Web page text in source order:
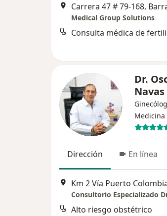
Carrera 47 # 79-168,
Medical Group Solutions
Consulta médica de
Dr.
Navas
Dirección En línea
Consultorio Especializado
Alto riesgo obstétrico